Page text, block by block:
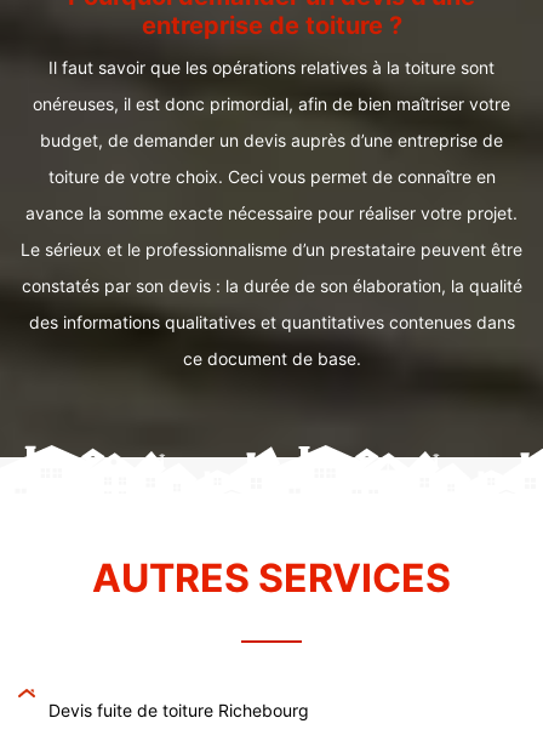
entreprise de toiture ?
Il faut savoir que les opérations relatives à la toiture sont
onéreuses, il est donc primordial, afin de bien maîtriser votre
budget, de demander un devis auprès d’une entreprise de
toiture de votre choix. Ceci vous permet de connaître en
avance la somme exacte nécessaire pour réaliser votre projet.
Le sérieux et le professionnalisme d’un prestataire peuvent être
constatés par son devis : la durée de son élaboration, la qualité
des informations qualitatives et quantitatives contenues dans
ce document de base.
AUTRES SERVICES
Devis fuite de toiture Richebourg